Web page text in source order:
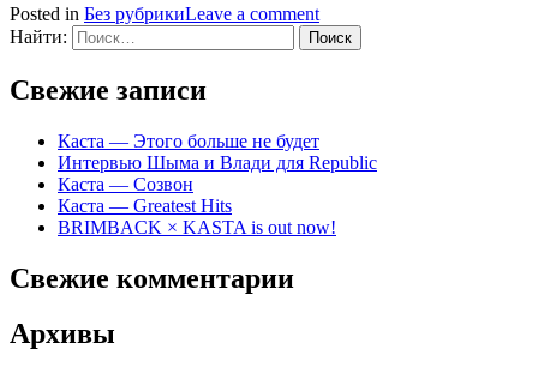
Posted in Без рубрикиLeave a comment
Найти:
Свежие записи
Каста — Этого больше не будет
Интервью Шыма и Влади для Republic
Каста — Созвон
Каста — Greatest Hits
BRIMBACK × KASTA is out now!
Свежие комментарии
Архивы